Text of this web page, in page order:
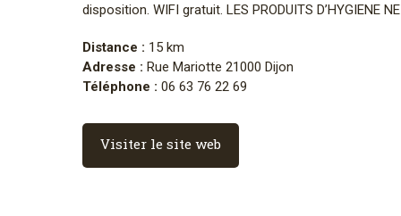
disposition. WIFI gratuit. LES PRODUITS D’HYGIENE
Distance : 15 km
Adresse : Rue Mariotte 21000 Dijon
Téléphone : 06 63 76 22 69
Visiter le site web